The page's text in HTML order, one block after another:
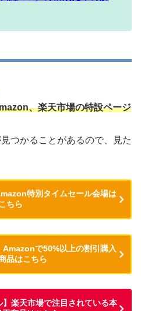
、楽天市場の特設ページ
つかることがあるので、見た
特別タイムセール会場は
ちら
Amazonで50%以上の割引購入
品はこちら
】楽天市場で注目されている本